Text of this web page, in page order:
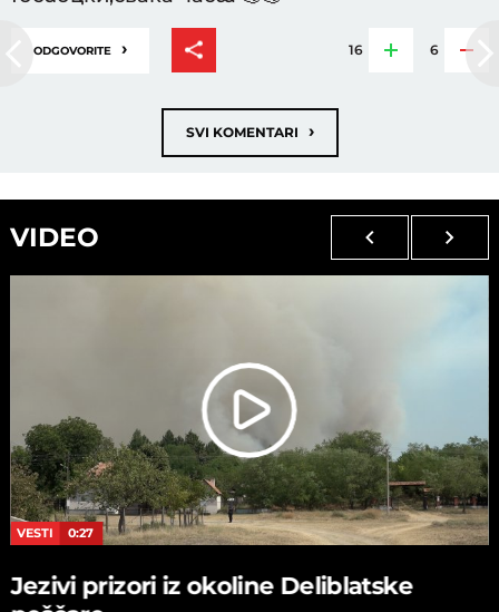
ODGOVORITE › 16 6
SVI KOMENTARI ›
VIDEO
VESTI 0:27
Jezivi prizori iz okoline Deliblatske